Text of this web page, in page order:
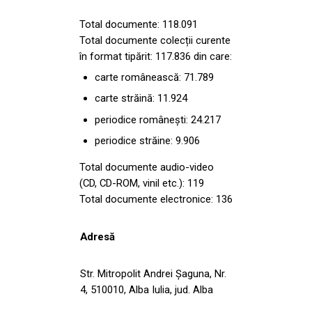
Total documente: 118.091
Total documente colecții curente
în format tipărit: 117.836 din care:
carte românească: 71.789
carte străină: 11.924
periodice românești: 24.217
periodice străine: 9.906
Total documente audio-video
(CD, CD-ROM, vinil etc.): 119
Total documente electronice: 136
Adresă
Str. Mitropolit Andrei Șaguna, Nr.
4, 510010, Alba Iulia, jud. Alba